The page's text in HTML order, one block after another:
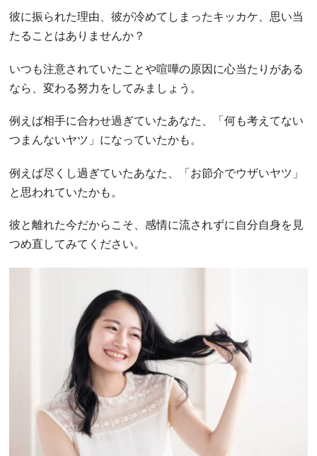
彼に振られた理由、彼が冷めてしまったキッカケ、思い当
たることはありませんか？
いつも注意されていたことや喧嘩の原因に心当たりがある
なら、変わる努力をしてみましょう。
例えば相手に合わせ過ぎていたあなた、「何も考えてない
つまんないヤツ」になっていたかも。
例えば尽くし過ぎていたあなた、「お節介でウザいヤツ」
と思われていたかも。
彼と離れた今だからこそ、感情に流されずに自分自身を見
つめ直してみてください。